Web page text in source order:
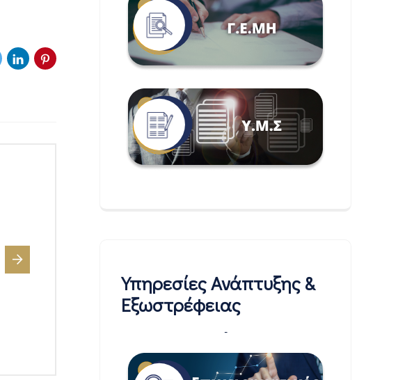
Υπηρεσίες Ανάπτυξης &
Εξωστρέφειας
-